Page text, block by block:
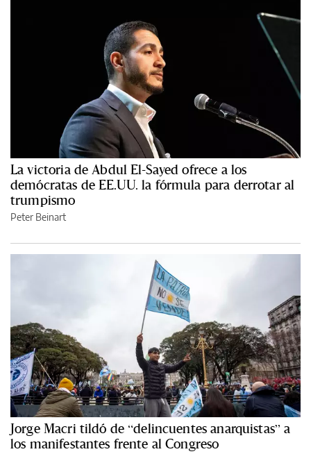
La victoria de Abdul El-Sayed ofrece a los
demócratas de EE.UU. la fórmula para derrotar al
trumpismo
Peter Beinart
Jorge Macri tildó de “delincuentes anarquistas” a
los manifestantes frente al Congreso